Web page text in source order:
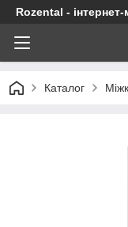
Rozental -
Каталог